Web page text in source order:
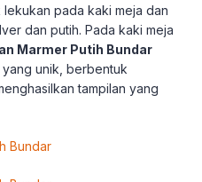
pada kaki meja dan
dan putih. Pada kaki meja
Marmer Putih Bundar
yang unik, berbentuk
tampilan yang